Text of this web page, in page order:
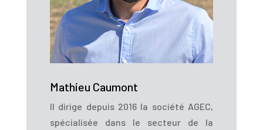
Mathieu Caumont
Il dirige depuis 2016 la société AGEC,
spécialisée dans le secteur de la